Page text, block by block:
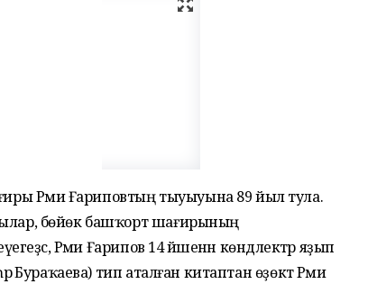
Рәми Ғариповтың тыуыуына 89 йыл тула.
бөйөк башҡорт шағирының
Рәми Ғарипов 14 йәшенән көндәлектәр яҙып
Бураҡаева) тип аталған китаптан өҙөктә Рәми